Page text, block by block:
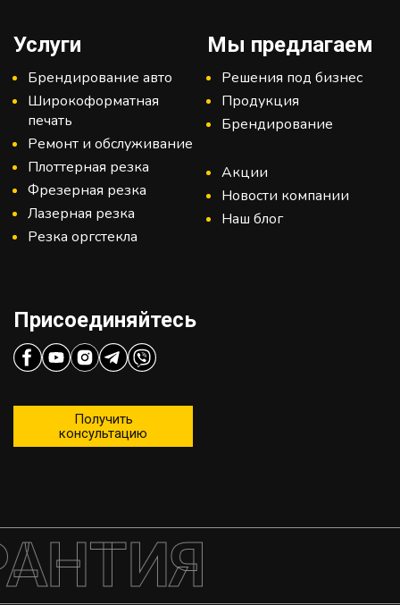
Услуги
Брендирование авто
Широкоформатная
печать
Ремонт и обслуживание
Плоттерная резка
Фрезерная резка
Лазерная резка
Резка оргстекла
Мы предлагаем
Решения под бизнес
Продукция
Брендирование
Акции
Новости компании
Наш блог
Присоединяйтесь
Получить
консультацию